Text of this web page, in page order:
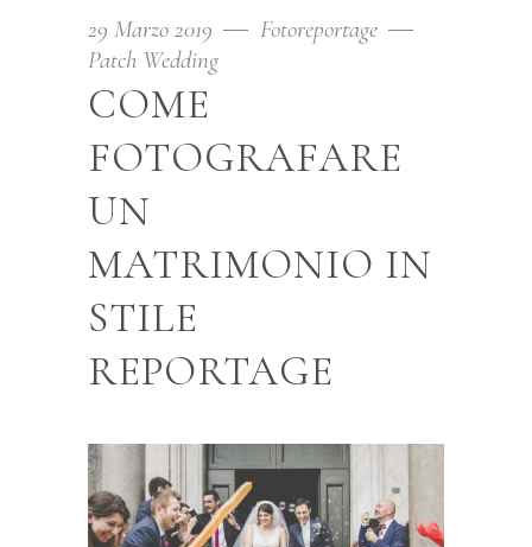
29 Marzo 2019
Fotoreportage
Patch Wedding
COME
FOTOGRAFARE
UN
MATRIMONIO IN
STILE
REPORTAGE